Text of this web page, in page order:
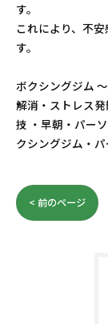
す。
これにより、不
す。
ボクシングジム
解消・ストレス
技 ・早朝・パー
クシングジム・パ
< 前のページ